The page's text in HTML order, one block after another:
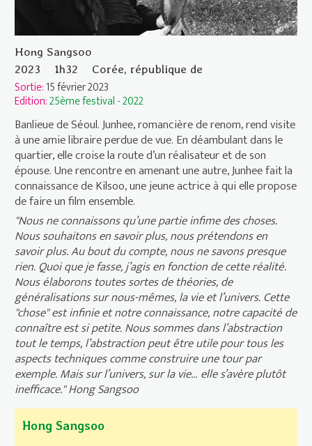
Hong Sangsoo
2023
1h32 Corée, république de
Sortie:15 février 2023
Edition:25ème festival - 2022
Banlieue de Séoul. Junhee, romancière de renom, rend visite
à une amie libraire perdue de vue. En déambulant dans le
quartier, elle croise la route d’un réalisateur et de son
épouse. Une rencontre en amenant une autre, Junhee fait la
connaissance de Kilsoo, une jeune actrice à qui elle propose
de faire un film ensemble.
"Nous ne connaissons qu’une partie infime des choses.
Nous souhaitons en savoir plus, nous prétendons en
savoir plus. Au bout du compte, nous ne savons presque
rien. Quoi que je fasse, j’agis en fonction de cette réalité.
Nous élaborons toutes sortes de théories, de
généralisations sur nous-mêmes, la vie et l’univers. Cette
"chose" est infinie et notre connaissance, notre capacité de
connaître est si petite. Nous sommes dans l’abstraction
tout le temps, l’abstraction peut être utile pour tous les
aspects techniques comme construire une tour par
exemple. Mais sur l’univers, sur la vie… elle s’avère plutôt
inefficace."Hong Sangsoo
Hong Sangsoo